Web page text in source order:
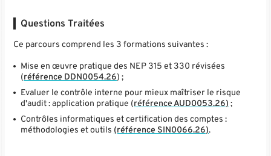
Questions Traitées
Ce parcours comprend les 3 formations suivantes :
Mise en œuvre pratique des NEP 315 et 330 révisées
(référence DDN0054.26) ;
Evaluer le contrôle interne pour mieux maîtriser le risque
d'audit : application pratique (référence AUD0053.26) ;
Contrôles informatiques et certification des comptes :
méthodologies et outils (référence SIN0066.26).